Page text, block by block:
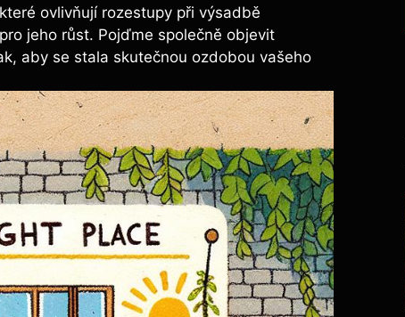
ovlivňují rozestupy při výsadbě
jeho růst. Pojďme společně objevit
aby se stala skutečnou ozdobou vašeho